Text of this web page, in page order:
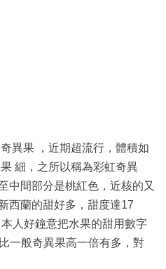
異果 ，近期超流行，體積如
細，之所以稱為彩虹奇異
中間部分是桃紅色，近核的又
西蘭的甜好多，甜度達17
人好鐘意把水果的甜用數字
一般奇異果高一倍有多，對